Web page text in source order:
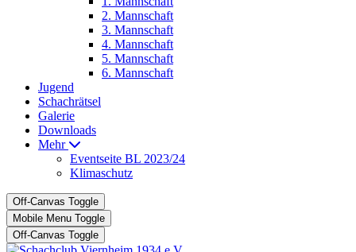
2. Mannschaft
3. Mannschaft
4. Mannschaft
5. Mannschaft
6. Mannschaft
Jugend
Schachrätsel
Galerie
Downloads
Mehr
Eventseite BL 2023/24
Klimaschutz
Off-Canvas Toggle
Mobile Menu Toggle
Off-Canvas Toggle